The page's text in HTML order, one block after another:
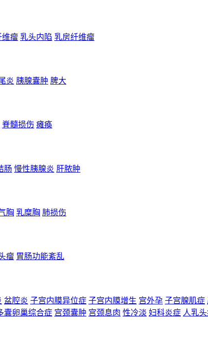
维瘤 乳头内陷 乳房纤维瘤
炎 胰腺囊肿 脾大
脊髓损伤 瘫痪
肠 慢性胰腺炎 肝脓肿
胸 乳糜胸 肺损伤
瘤 胃肠功能紊乱
盆腔炎 子宫内膜异位症 子宫内膜增生 宫外孕 子宫腺肌症
囊卵巢综合症 宫颈囊肿 宫颈息肉 性冷淡 妇科炎症 人乳